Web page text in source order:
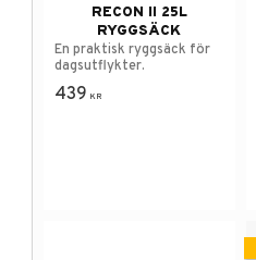
RECON II 25L
RYGGSÄCK
En praktisk ryggsäck för
dagsutflykter.
439 KR